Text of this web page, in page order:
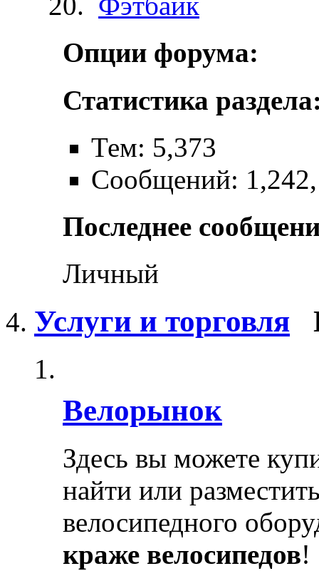
Опции форума:
Статистика
Тем: 5,373
Сообщений:
Последнее
Личный
Услуги и торговля
Велорынок
Здесь вы можете
найти или
велосипедного
краже велосипедов!